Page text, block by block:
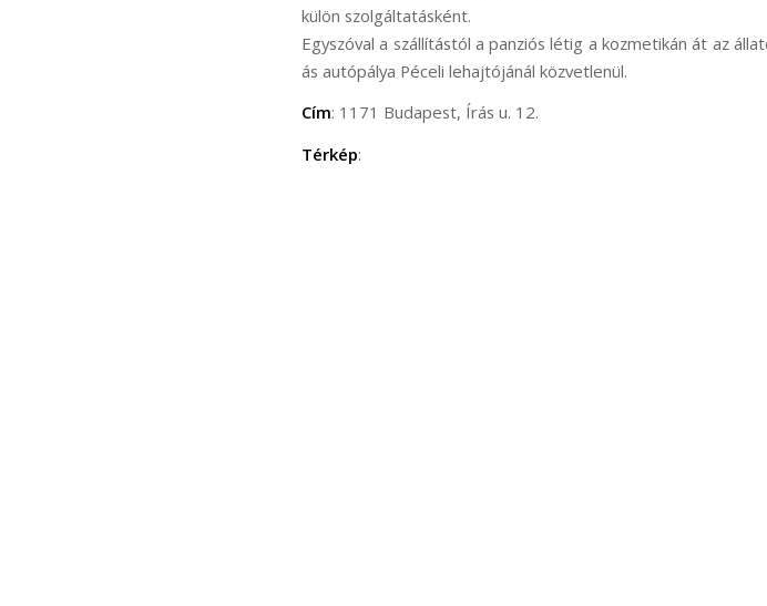
külön szolgáltatásként.
Egyszóval a szállítástól a panziós létig a kozmetikán át az
ás autópálya Péceli lehajtójánál közvetlenül.
Cím: 1171 Budapest, Írás u. 12.
Térkép: